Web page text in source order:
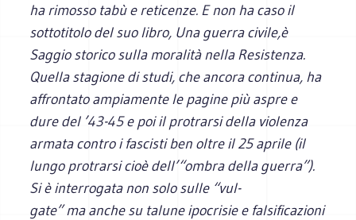
ha rimosso tabù e reticenze. E non ha caso il
sottotitolo del suo libro, Una guerra civile,è
Saggio storico sulla moralità nella Resistenza.
Quella stagione di studi, che ancora continua, ha
affrontato ampiamente le pagine più aspre e
dure del ’43-45 e poi il protrarsi della violenza
armata contro i fascisti ben oltre il 25 aprile (il
lungo protrarsi cioè dell’“ombra della guerra”).
Si è interrogata non solo sulle “vul-
gate” ma anche su talune ipocrisie e falsificazioni